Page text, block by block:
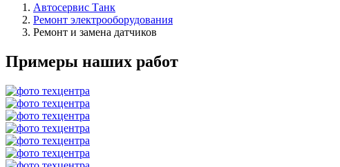
Автосервис Танк
Ремонт электрооборудования
Ремонт и замена датчиков
Примеры наших работ